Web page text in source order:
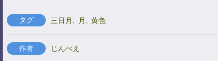
タグ 三日月 , 月 , 黄色
作者 じんべえ